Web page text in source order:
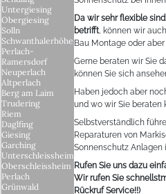
Da wir sehr flexible
betrifft, können wir
Bau Montage oder
Gerne beraten wir Sie
können Sie sich
Haben jedoch aber
und wo wir Sie beraten
Selbstverständlich
Reparaturen von
Sonnenschutz Anlagen
Rufen Sie uns dazu
Wir rufen Sie
Rückruf Service!!)
Untergiesing
Obergiesing
Solln
Schwanthalerhöhe
Perlach-
Ramersdorf
Neuperlach
Altperlach
Berg am Laim
Trudering
Riem
Daglfing
Giesing
Garching
Unterschleissheim
Oberschleissheim
Perlach
Grünwald